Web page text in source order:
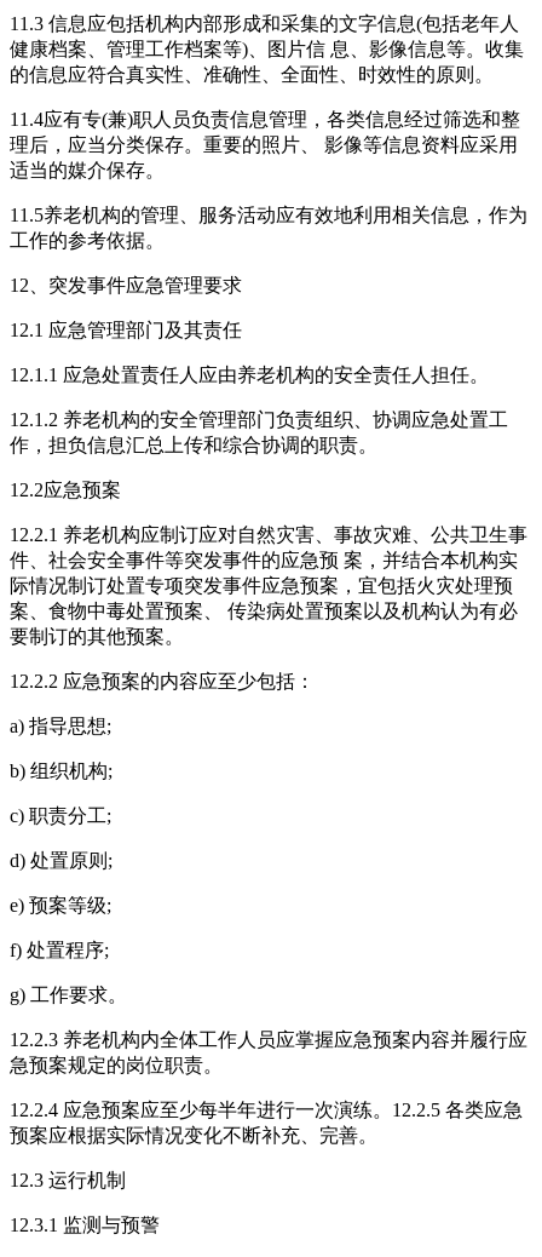
11.3 信息应包括机构内部形成和采集的文字信息(包括老年人
健康档案、管理工作档案等)、图片信 息、影像信息等。收集
的信息应符合真实性、准确性、全面性、时效性的原则。
11.4应有专(兼)职人员负责信息管理，各类信息经过筛选和整
理后，应当分类保存。重要的照片、 影像等信息资料应采用
适当的媒介保存。
11.5养老机构的管理、服务活动应有效地利用相关信息，作为
工作的参考依据。
12、突发事件应急管理要求
12.1 应急管理部门及其责任
12.1.1 应急处置责任人应由养老机构的安全责任人担任。
12.1.2 养老机构的安全管理部门负责组织、协调应急处置工
作，担负信息汇总上传和综合协调的职责。
12.2应急预案
12.2.1 养老机构应制订应对自然灾害、事故灾难、公共卫生事
件、社会安全事件等突发事件的应急预 案，并结合本机构实
际情况制订处置专项突发事件应急预案，宜包括火灾处理预
案、食物中毒处置预案、 传染病处置预案以及机构认为有必
要制订的其他预案。
12.2.2 应急预案的内容应至少包括：
a) 指导思想;
b) 组织机构;
c) 职责分工;
d) 处置原则;
e) 预案等级;
f) 处置程序;
g) 工作要求。
12.2.3 养老机构内全体工作人员应掌握应急预案内容并履行应
急预案规定的岗位职责。
12.2.4 应急预案应至少每半年进行一次演练。12.2.5 各类应急
预案应根据实际情况变化不断补充、完善。
12.3 运行机制
12.3.1 监测与预警